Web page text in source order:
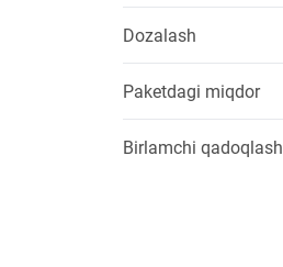
Dozalash
Paketdagi miqdor
Birlamchi qadoqlash